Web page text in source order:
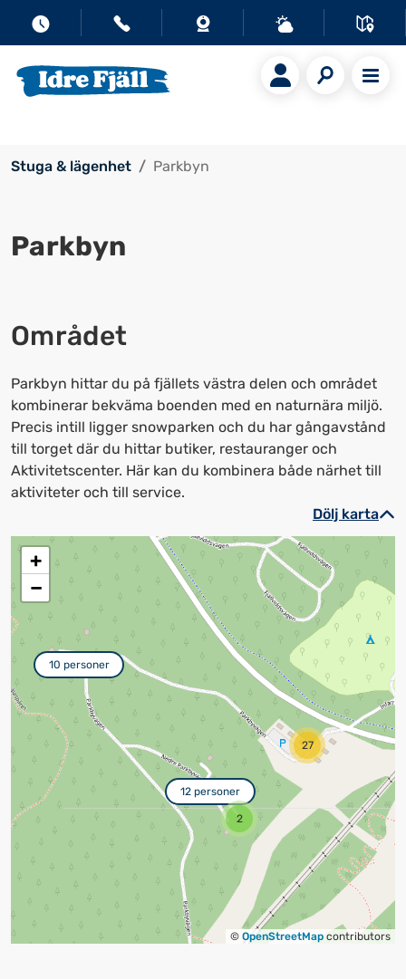
Stuga & lägenhet Parkbyn
Området
Parkbyn hittar du på fjällets västra delen och området
kombinerar bekväma boenden med en naturnära miljö.
Precis intill ligger snowparken och du har gångavstånd
till torget där du hittar butiker, restauranger och
Aktivitetscenter. Här kan du kombinera både närhet till
aktiviteter och till service.
Parkbyn
Dölj karta
10 personer
12 personer
2
27
+
−
© OpenStreetMap contributors